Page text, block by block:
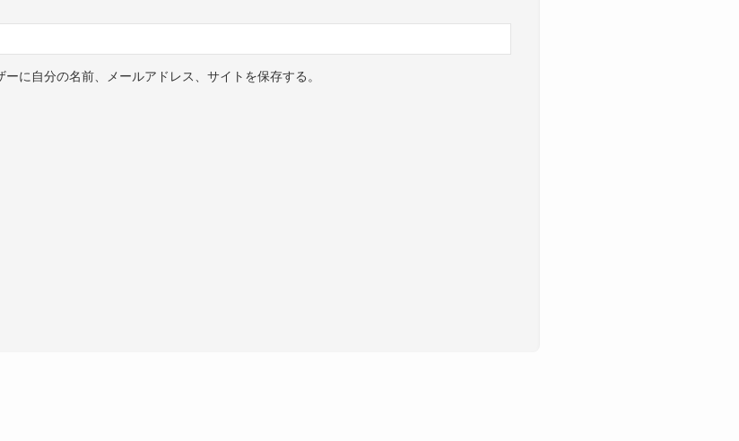
に自分の名前、メールアドレス、サイトを保存する。